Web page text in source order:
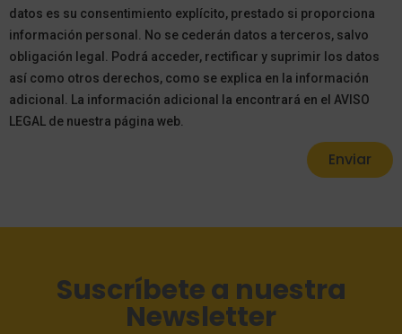
datos es su consentimiento explícito, prestado si proporciona
información personal. No se cederán datos a terceros, salvo
obligación legal. Podrá acceder, rectificar y suprimir los datos
así como otros derechos, como se explica en la información
adicional. La información adicional la encontrará en el AVISO
LEGAL de nuestra página web.
Enviar
Suscríbete a nuestra
Newsletter